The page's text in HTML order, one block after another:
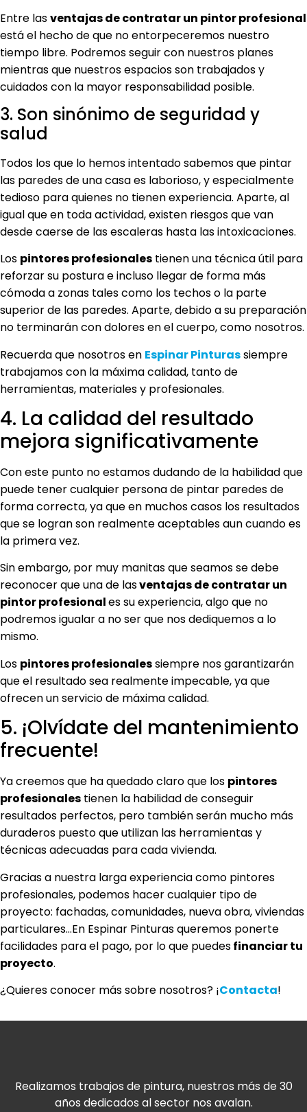
Entre lasventajas de contratar un pintor profesional
está el hecho de que no entorpeceremos nuestro
tiempo libre. Podremos seguir con nuestros planes
mientras que nuestros espacios son trabajados y
cuidados con la mayor responsabilidad posible.
3. Son sinónimo de seguridad y
salud
Todos los que lo hemos intentado sabemos que pintar
las paredes de una casa es laborioso, y especialmente
tedioso para quienes no tienen experiencia. Aparte, al
igual que en toda actividad, existen riesgos que van
desde caerse de las escaleras hasta las intoxicaciones.
Los pintores profesionales tienen una técnica útil para
reforzar su postura e incluso llegar de forma más
cómoda a zonas tales como los techos o la parte
superior de las paredes. Aparte, debido a su preparación
no terminarán con dolores en el cuerpo, como nosotros.
Recuerda que nosotros en Espinar Pinturassiempre
trabajamos con la máxima calidad, tanto de
herramientas, materiales y profesionales.
4. La calidad del resultado
mejora significativamente
Con este punto no estamos dudando de la habilidad que
puede tener cualquier persona de pintar paredes de
forma correcta, ya que en muchos casos los resultados
que se logran son realmente aceptables aun cuando es
la primera vez.
Sin embargo, por muy manitas que seamos se debe
reconocer que una de lasventajas de contratar un
pintor profesionales su experiencia, algo que no
podremos igualar a no ser que nos dediquemos a lo
mismo.
Los pintores profesionalessiempre nos garantizarán
que el resultado sea realmente impecable, ya que
ofrecen un servicio de máxima calidad.
5. ¡Olvídate del mantenimiento
frecuente!
Ya creemos que ha quedado claro que los pintores
profesionales tienen la habilidad de conseguir
resultados perfectos, pero también serán mucho más
duraderos puesto que utilizan las herramientas y
técnicas adecuadas para cada vivienda.
Gracias a nuestra larga experiencia como pintores
profesionales, podemos hacer cualquier tipo de
proyecto: fachadas, comunidades, nueva obra, viviendas
particulares…En Espinar Pinturas queremos ponerte
facilidades para el pago, por lo que puedesfinanciar tu
proyecto.
¿Quieres conocer más sobre nosotros? ¡Contacta!
Realizamos trabajos de pintura, nuestros más de 30
años dedicados al sector nos avalan.